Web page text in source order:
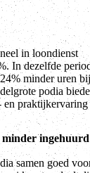
in loondienst
In dezelfde
minder uren bij
podia
en praktijkervaring
afkomstig van de
(VNPF), die
van 55 van de 72
ingehuurd
samen goed